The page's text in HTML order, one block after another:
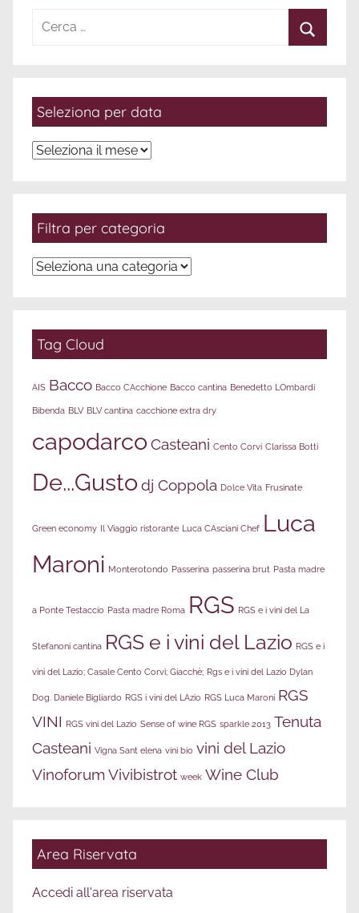
Ricerca
Seleziona per data
Seleziona
Filtra per categoria
Filtra
Tag Cloud
AIS Bacco Bacco CAcchione Bacco cantina Benedetto LOmbardi
Bibenda BLV BLV cantina cacchione extra dry
capodarco Casteani Cento Corvi Clarissa Botti
De...Gusto dj Coppola Dolce Vita Frusinate
Green economy Il Viaggio ristorante Luca CAsciani Chef Luca
Maroni Monterotondo Passerina passerina brut Pasta madre
a Ponte Testaccio Pasta madre Roma RGS RGS e i vini del La
Stefanoni cantina RGS e i vini del Lazio RGS e i
vini del Lazio; Casale Cento Corvi; Giacchè; Rgs e i vini del Lazio Dylan
Dog. Daniele Bigliardo RGS i vini del LAzio RGS Luca Maroni RGS
VINI RGS vini del Lazio Sense of wine RGS sparkle 2013 Tenuta
Casteani Vigna Sant elena vini bio vini del Lazio
VinoforumVivibistrot week Wine Club
Area Riservata
Accedi all'area riservata